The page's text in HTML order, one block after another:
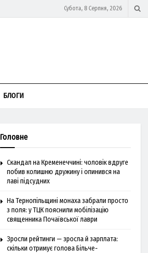
Субота, 8 Серпня, 2026
БЛОГИ
Головне
Скандал на Кременеччині: чоловік вдруге
побив колишню дружину і опинився на
лаві підсудних
На Тернопільщині монаха забрали просто
з поля: у ТЦК пояснили мобілізацію
священника Почаївської лаври
Зросли рейтинги — зросла й зарплата:
скільки отримує голова Більче-